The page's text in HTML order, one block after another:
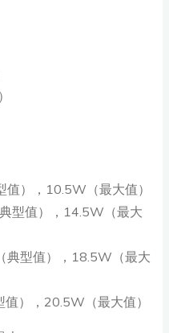
），10.5W（最大值）
型值），14.5W（最大
典型值），18.5W（最大
），20.5W（最大值）